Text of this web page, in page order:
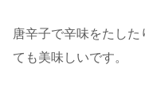
唐辛子で辛味をたし
ても美味しいです。